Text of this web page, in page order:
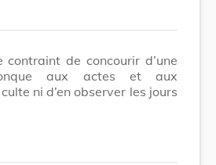
de concourir d’une
aux actes et aux
ni d’en observer les jours